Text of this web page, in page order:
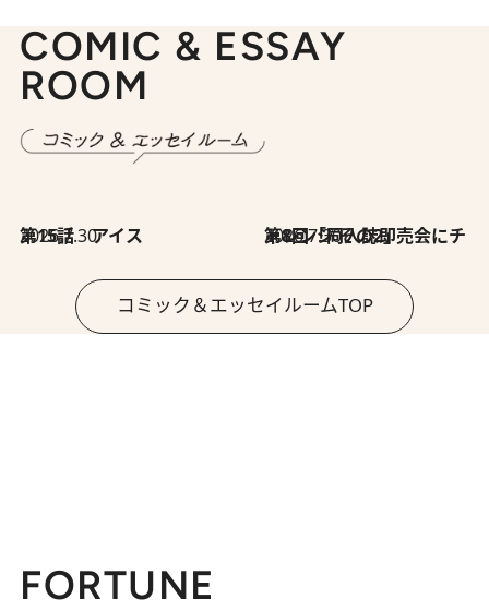
COMIC & ESSAY
ROOM
2026.7.30
第15話 アイス 2026.7.30
第8回「同人誌即売会にチャレンジ その2」
コミック＆エッセイルームTOP
FORTUNE